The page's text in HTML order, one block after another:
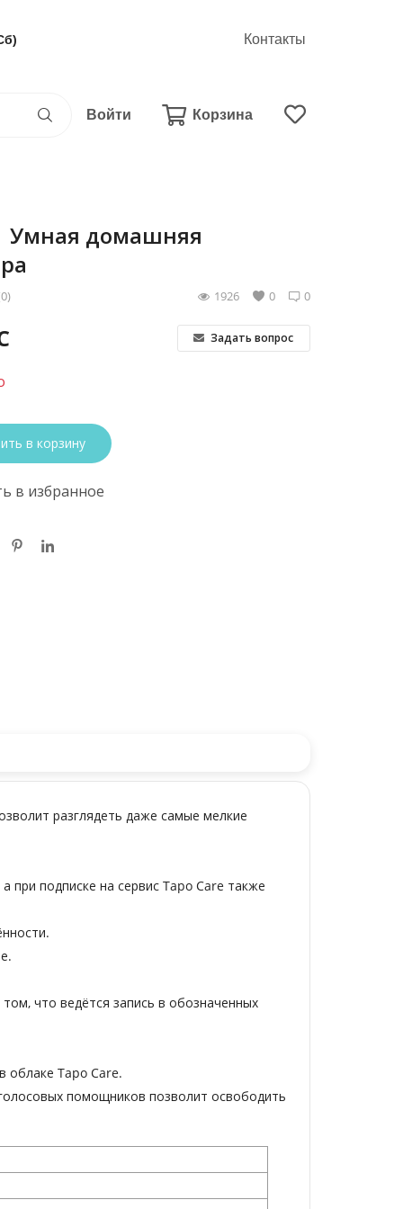
Контакты
Войти Корзина
Умная домашняя
0
0
1926
Задать вопрос
в корзину
в избранное
разглядеть даже самые мелкие
подписке на сервис Tapo Care также
что ведётся запись в обозначенных
облаке Tapo Care.
помощников позволит освободить